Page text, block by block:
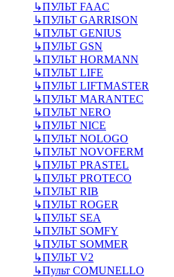
↳ПУЛЬТ FAAC
↳ПУЛЬТ GARRISON
↳ПУЛЬТ GENIUS
↳ПУЛЬТ GSN
↳ПУЛЬТ HORMANN
↳ПУЛЬТ LIFE
↳ПУЛЬТ LIFTMASTER
↳ПУЛЬТ MARANTEC
↳ПУЛЬТ NERO
↳ПУЛЬТ NICE
↳ПУЛЬТ NOLOGO
↳ПУЛЬТ NOVOFERM
↳ПУЛЬТ PRASTEL
↳ПУЛЬТ PROTECO
↳ПУЛЬТ RIB
↳ПУЛЬТ ROGER
↳ПУЛЬТ SEA
↳ПУЛЬТ SOMFY
↳ПУЛЬТ SOMMER
↳ПУЛЬТ V2
↳Пульт СOMUNELLO